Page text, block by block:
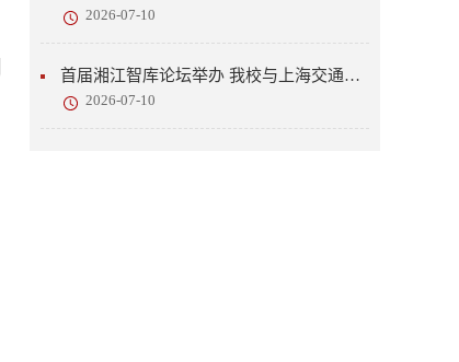
2026-07-10
首届湘江智库论坛举办 我校与上海交通大学战略合作开新篇
2026-07-10